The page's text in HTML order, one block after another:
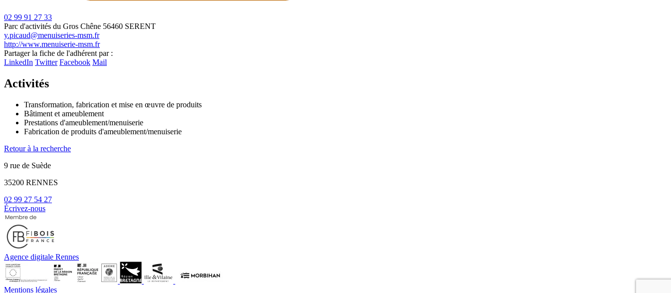
02 99 91 27 33
Parc d'activités du Gros Chêne 56460 SERENT
y.picaud@menuiseries-msm.fr
http://www.menuiserie-msm.fr
+
Partager la fiche de l'adhérent par :
LinkedIn Twitter Facebook Mail
Activités
Transformation, fabrication et mise en œuvre de produits
Bâtiment et ameublement
Prestations d'ameublement/menuiserie
Fabrication de produits d'ameublement/menuiserie
Retour à la recherche
9 rue de Suède
35200 RENNES
02 99 27 54 27
Écrivez-nous
Agence digitale Rennes
Mentions légales